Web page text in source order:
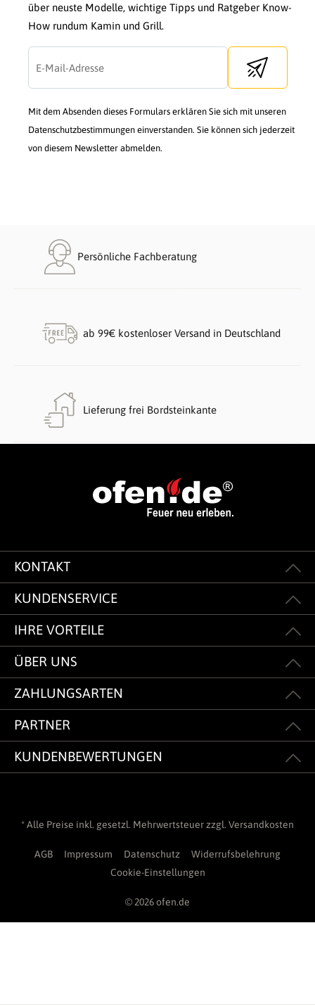
über neuste Modelle, wichtige Tipps und Ratgeber Know-
How rundum Kamin und Grill.
Send
Mit dem Absenden dieses Formulars erklären Sie sich mit unseren
Datenschutzbestimmungen einverstanden. Sie können sich jederzeit
von diesem Newsletter abmelden.
Persönliche Fachberatung
ab 99€ kostenloser Versand in Deutschland
Lieferung frei Bordsteinkante
KONTAKT
KUNDENSERVICE
IHRE VORTEILE
ÜBER UNS
ZAHLUNGSARTEN
PARTNER
KUNDENBEWERTUNGEN
* Alle Preise inkl. gesetzl. Mehrwertsteuer zzgl. Versandkosten
AGB Impressum Datenschutz
Widerrufsbelehrung
Cookie-Einstellungen
© 2026 ofen.de